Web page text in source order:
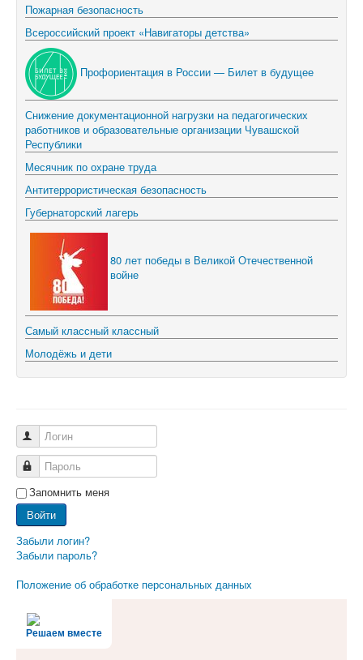
11.12.2024
02.12.2024
02.08.2024
Пожарная безопасность
Всероссийский проект «Навигаторы детства»
Профориентация в России — Билет в будущее
Снижение документационной нагрузки на педагогических
работников и образовательные организации Чувашской
Республики
Месячник по охране труда
Антитеррористическая безопасность
Губернаторский лагерь
80 лет победы в Великой Отечественной
войне
Самый классный классный
Молодёжь и дети
Логин
Пароль
Запомнить меня
Войти
Забыли логин?
Забыли пароль?
Положение об обработке персональных данных
Решаем вместе